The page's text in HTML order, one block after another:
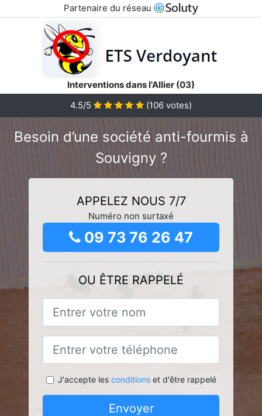
Partenaire du réseau
Interventions dans l'Allier (03)
4.5/5
(106 votes)
Besoin d’une société anti-fourmis à
Souvigny ?
APPELEZ NOUS 7/7
Numéro non surtaxé
09 73 76 26 47
OU ÊTRE RAPPELÉ
J'accepte les conditionset d'être rappelé
Envoyer